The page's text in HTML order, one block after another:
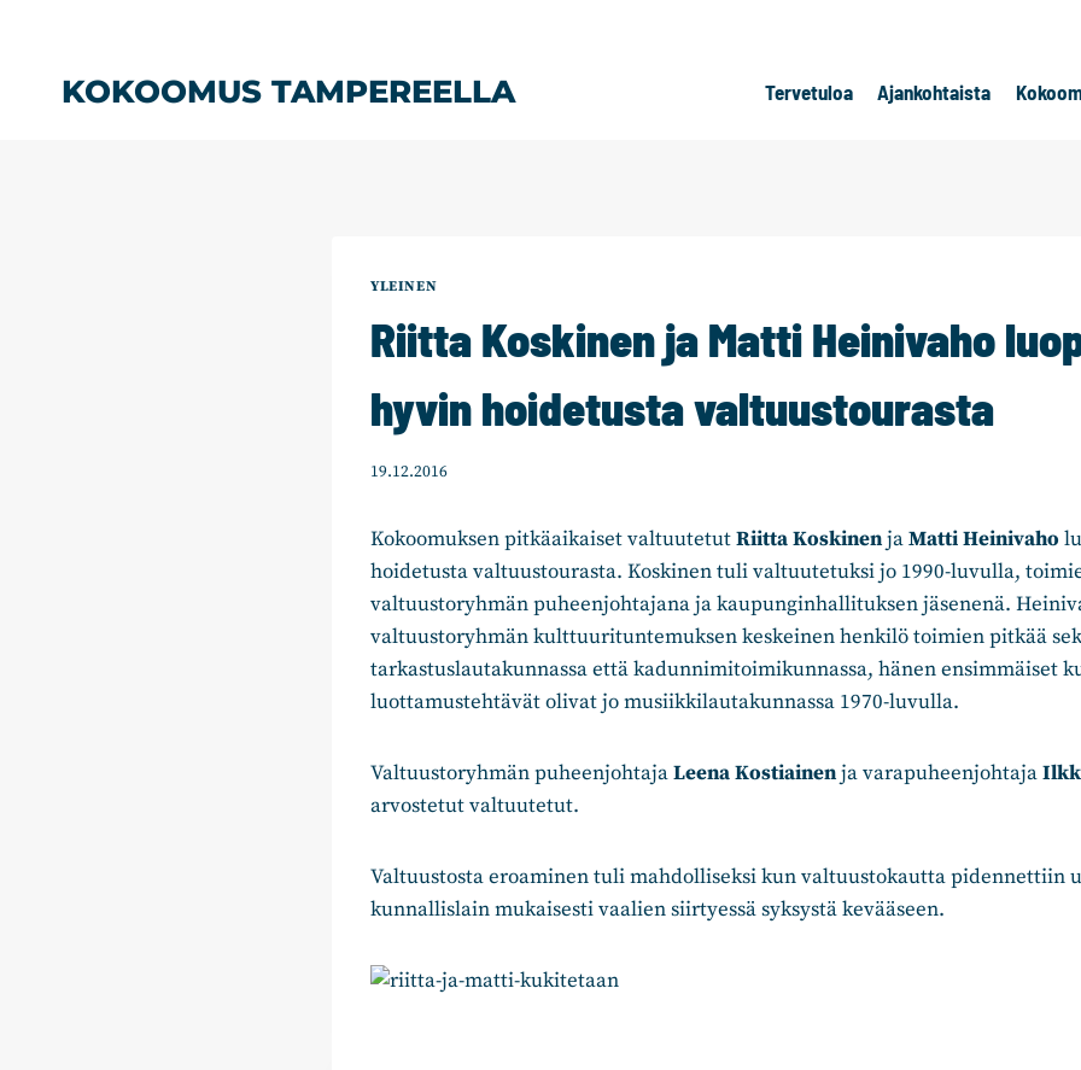
KOKOOMUS TAMPEREELLA Tervetuloa Ajankohtaista
YLEINEN
Riitta Koskinen ja Matti Heinivaho
hyvin hoidetusta valtuustourasta
19.12.2016
Kokoomuksen pitkäaikaiset valtuutetutRiitta KoskinenjaMatti Heinivaho
hoidetusta valtuustourasta. Koskinen tuli valtuutetuksi jo 1990-luvulla,
valtuustoryhmän puheenjohtajana ja kaupunginhallituksen jäsenenä.
valtuustoryhmän kulttuurituntemuksen keskeinen henkilö toimien pitkää
tarkastuslautakunnassa että kadunnimitoimikunnassa, hänen ensimmäiset
luottamustehtävät olivat jo musiikkilautakunnassa 1970-luvulla.
Valtuustoryhmän puheenjohtajaLeena Kostiainenja varapuheenjohtaja
arvostetut valtuutetut.
Valtuustosta eroaminen tuli mahdolliseksi kun valtuustokautta pidennettiin
kunnallislain mukaisesti vaalien siirtyessä syksystä kevääseen.